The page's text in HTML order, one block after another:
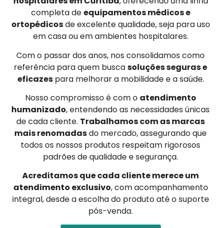
completa de equipamentos médicos e
ortopédicosde excelente qualidade, seja para uso
em casa ou em ambientes hospitalares.
Com o passar dos anos, nos consolidamos como
referência para quem buscasoluções seguras e
eficazespara melhorar a mobilidade e a saúde.
Nosso compromisso é com o atendimento
humanizado, entendendo as necessidades únicas
de cada cliente. Trabalhamos com as marcas
mais renomadasdo mercado, assegurando que
todos os nossos produtos respeitam rigorosos
padrões de qualidade e segurança.
Acreditamos que cada cliente merece um
atendimento exclusivo, com acompanhamento
integral, desde a escolha do produto até o suporte
pós-venda.